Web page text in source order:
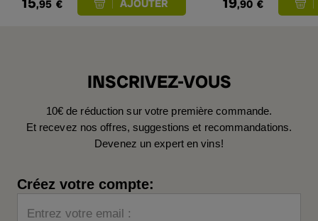
,95 € ,90 €
INSCRIVEZ-VOUS
10€ de réduction sur votre première commande.
Et recevez nos offres, suggestions et recommandations.
Devenez un expert en vins!
Créez votre compte:
Entrez votre email :